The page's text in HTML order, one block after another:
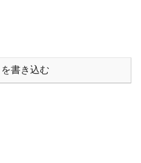
書き込む